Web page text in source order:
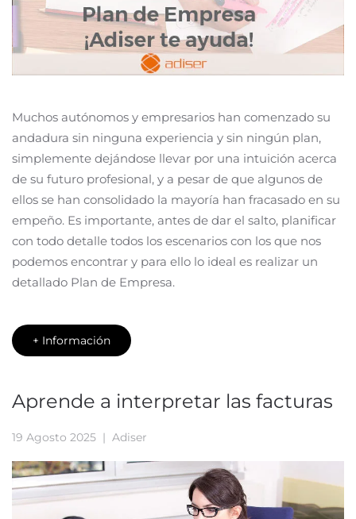
Muchos autónomos y empresarios han comenzado su
andadura sin ninguna experiencia y sin ningún plan,
simplemente dejándose llevar por una intuición acerca
de su futuro profesional, y a pesar de que algunos de
ellos se han consolidado la mayoría han fracasado en su
empeño. Es importante, antes de dar el salto, planificar
con todo detalle todos los escenarios con los que nos
podemos encontrar y para ello lo ideal es realizar un
detallado Plan de Empresa.
+ Información
Aprende a interpretar las facturas
19 Agosto 2025 | Adiser